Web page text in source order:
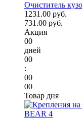
Очиститель
1231.00 руб.
731.00 руб.
Акция
00
дней
00
:
00
00
Товар дня